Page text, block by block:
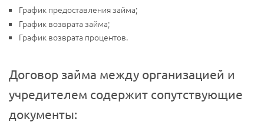
График предоставления займа;
График возврата займа;
График возврата процентов.
Договор займа между организацией и
учредителем содержит сопутствующие
документы: